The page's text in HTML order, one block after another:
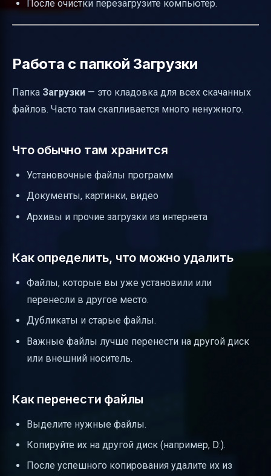
После очистки перезагрузите компьютер.
Работа с папкой Загрузки
Папка Загрузки — это кладовка для всех скачанных
файлов. Часто там скапливается много ненужного.
Что обычно там хранится
Установочные файлы программ
Документы, картинки, видео
Архивы и прочие загрузки из интернета
Как определить, что можно удалить
Файлы, которые вы уже установили или
перенесли в другое место.
Дубликаты и старые файлы.
Важные файлы лучше перенести на другой диск
или внешний носитель.
Как перенести файлы
Выделите нужные файлы.
Копируйте их на другой диск (например, D:).
После успешного копирования удалите их из